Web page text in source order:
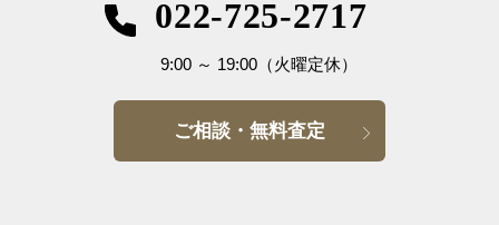
022-725-2717
9:00～ 19:00（火曜定休）
ご相談・無料査定